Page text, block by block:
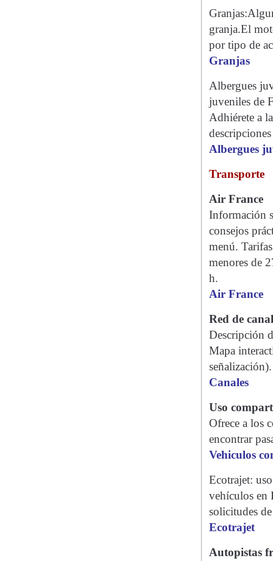
granja.El
por tipo de
Granjas
Albergues
juveniles de
Adhiérete a
Albergues
Transporte
Air France
Información
consejos
menú.
menores de
h.
Air France
Red de
Descripción
Mapa
señalización).
Canales
Uso
Ofrece a los
encontrar
Vehiculos
Ecotrajet:
vehículos en
solicitudes
Ecotrajet
Autopistas